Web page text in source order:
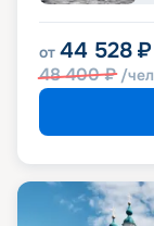
от 44 528 ₽
48 400₽ /чел